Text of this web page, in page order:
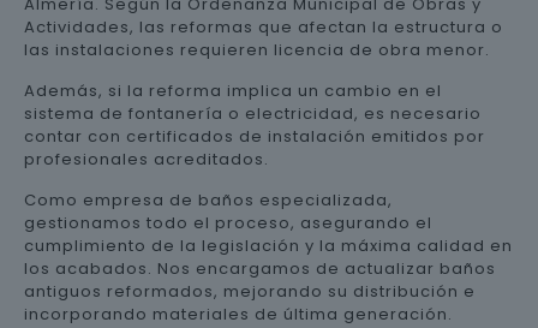
Actividades, las reformas que afectan la estructura o
las instalaciones requieren licencia de obra menor.
Además, si la reforma implica un cambio en el
sistema de fontanería o electricidad, es necesario
contar con certificados de instalación emitidos por
profesionales acreditados.
Como empresa de baños especializada,
gestionamos todo el proceso, asegurando el
cumplimiento de la legislación y la máxima calidad en
los acabados. Nos encargamos de actualizar baños
antiguos reformados, mejorando su distribución e
incorporando materiales de última generación.